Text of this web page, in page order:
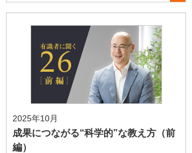
2025年10月
成果につながる“科学的”な教え方（前
編）